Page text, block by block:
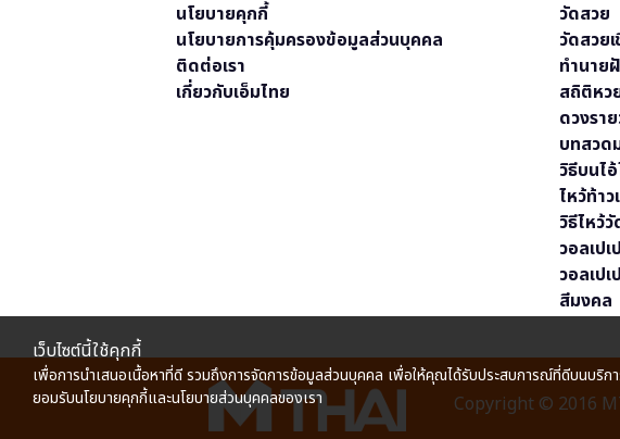
นโยบายคุกกี้
นโยบายการคุ้มครองข้อมูลส่วนบุคคล
ติดต่อเรา
เกี่ยวกับเอ็มไทย
วัดสวย
วัดสวย
ทำนาย
สถิติหว
ดวงรา
บทสวด
วิธีบนไ
ไหว้ท้า
วิธีไหว้
วอลเป
วอลเป
สีมงคล
Copyright © 2016
เว็บไซต์นี้ใช้คุกกี้
เพื่อการนำเสนอเนื้อหาที่ดี รวมถึงการจัดการข้อมูลส่วนบุคคล เพื่อให้คุณได้รับประสบการณ์ที่ดีบนบริ
ยอมรับนโยบายคุกกี้และนโยบายส่วนบุคคลของเรา